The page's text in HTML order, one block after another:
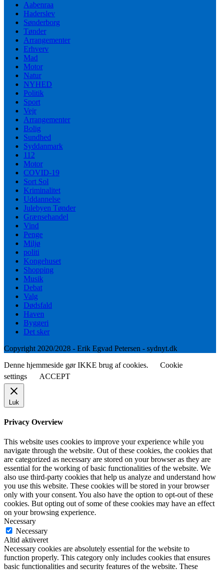
Aabenraa
Haderslev
Sønderborg
Tønder
Arrangementer
Erhverv
Mad
Motor
Natur
NYHED
Politik
Sport
Vejr
Arrangementer
Bolig
Sundhed
Syddanmark
112
Motor
COVID-19
Sort Sol
Kriminalitet
Uddannelse
Julebyen Tønder
Grænsehandel
Vind
Penge
Miljø
politi
Kongehuset
Shopping
Musik
Debat
Valg
Dødsfald
Haven
Byggeri
Det sker
Copyright 2020/2028 - Erik Egvad Petersen - sydnyt.dk
Denne hjemmeside gør IKKE brug af cookies.
Cookie
settings
ACCEPT
Luk
Privacy Overview
This website uses cookies to improve your experience while you
navigate through the website. Out of these cookies, the cookies that
are categorized as necessary are stored on your browser as they are
essential for the working of basic functionalities of the website. We
also use third-party cookies that help us analyze and understand how
you use this website. These cookies will be stored in your browser
only with your consent. You also have the option to opt-out of these
cookies. But opting out of some of these cookies may have an effect
on your browsing experience.
Necessary
Necessary
Altid aktiveret
Necessary cookies are absolutely essential for the website to
function properly. This category only includes cookies that ensures
basic functionalities and security features of the website. These